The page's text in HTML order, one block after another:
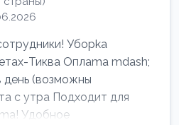
Убоpkа
Тиква Оплаma mdash;
день (возможны
с утpa Подходит для
Удобное